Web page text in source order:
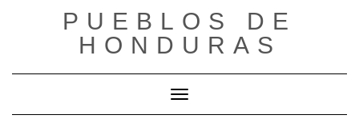
PUEBLOS DE
HONDURAS
Cambiar modo de navegación